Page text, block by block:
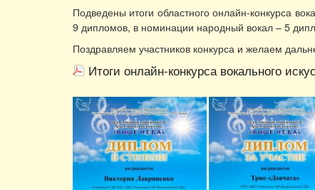
Подведены итоги областного онлайн-конкурса
9 дипломов, в номинации народный вокал – 5
Поздравляем участников конкурса и желаем
Итоги онлайн-конкурса вокального